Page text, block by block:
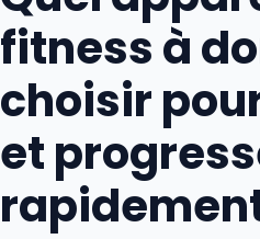
fitness à
choisir
et